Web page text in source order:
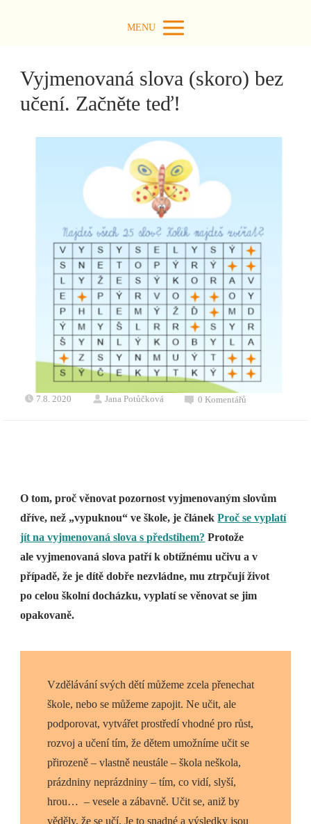
MENU
Vyjmenovaná slova (skoro) bez
učení. Začněte teď!
7.8. 2020 Jana Potůčková 0 Komentářů
O tom, proč věnovat pozornost vyjmenovaným slovům
dříve, než „vypuknou“ ve škole, je článekProč se vyplatí
jít na vyjmenovaná slova s předstihem? Protože
ale vyjmenovaná slova patří k obtížnému učivu a v
případě, že je dítě dobře nezvládne, mu ztrpčují život
po celou školní docházku, vyplatí se věnovat se jim
opakovaně.
Vzdělávání svých dětí můžeme zcela přenechat
škole, nebo se můžeme zapojit. Ne učit, ale
podporovat, vytvářet prostředí vhodné pro růst,
rozvoj a učení tím, že dětem umožníme učit se
přirozeně – vlastně neustále – škola neškola,
prázdniny neprázdniny – tím, co vidí, slyší,
hrou… – vesele a zábavně. Učit se, aniž by
věděly, že se učí. Je to snadné a výsledky jsou